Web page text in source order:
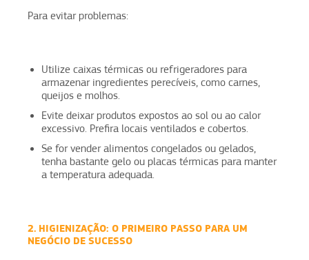
Para evitar problemas:
Utilize caixas térmicas ou refrigeradores para
armazenar ingredientes perecíveis, como carnes,
queijos e molhos.
Evite deixar produtos expostos ao sol ou ao calor
excessivo. Prefira locais ventilados e cobertos.
Se for vender alimentos congelados ou gelados,
tenha bastante gelo ou placas térmicas para manter
a temperatura adequada.
2. HIGIENIZAÇÃO: O PRIMEIRO PASSO PARA UM
NEGÓCIO DE SUCESSO